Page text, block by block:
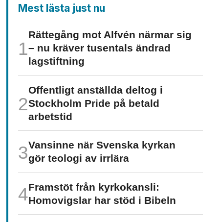
Mest lästa just nu
Rättegång mot Alfvén närmar sig
– nu kräver tusentals ändrad
lagstiftning
Offentligt anställda deltog i
Stockholm Pride på betald
arbetstid
Vansinne när Svenska kyrkan
gör teologi av irrlära
Framstöt från kyrkokansli:
Homo­vigslar har stöd i Bibeln